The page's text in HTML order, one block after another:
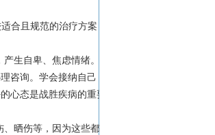
合且规范的治疗方案，
生自卑、焦虑情绪。请
咨询。学会接纳自己，
心态是战胜疾病的重要
晒伤等，因为这些都可